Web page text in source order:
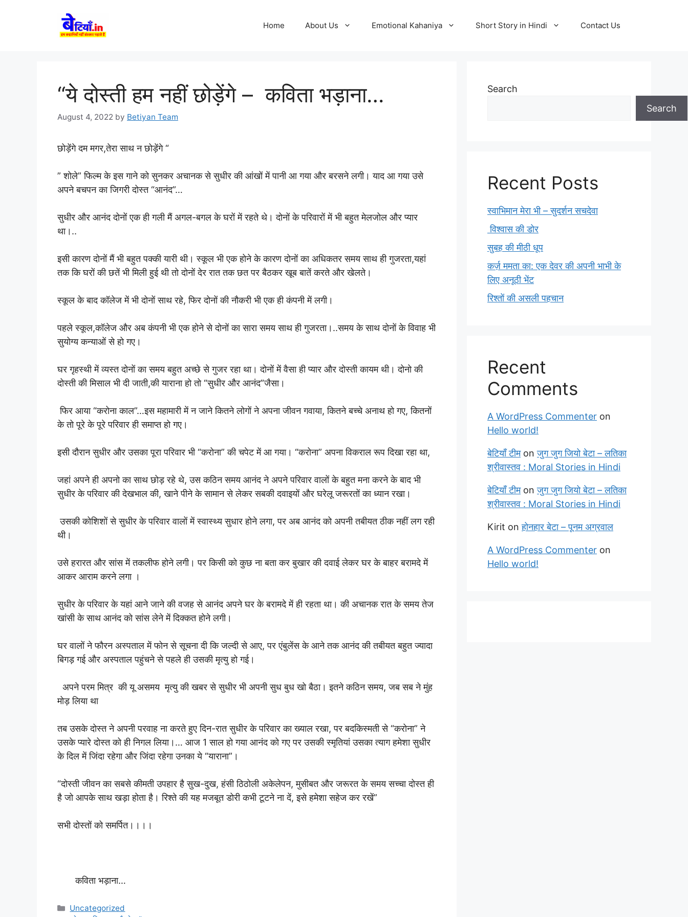
Home About Us Emotional Kahaniya Short Story in Hindi Contact Us
“ये दोस्ती हम नहीं छोड़ेंगे – कविता भड़ाना…
August 4, 2022 by Betiyan Team
छोड़ेंगे दम मगर,तेरा साथ न छोड़ेंगे “
” शोले” फिल्म के इस गाने को सुनकर अचानक से सुधीर की आंखों में पानी आ गया और बरसने लगी। याद आ गया उसे
अपने बचपन का जिगरी दोस्त “आनंद”…
सुधीर और आनंद दोनों एक ही गली मैं अगल-बगल के घरों में रहते थे। दोनों के परिवारों में भी बहुत मेलजोल और प्यार
था।..
इसी कारण दोनों मैं भी बहुत पक्की यारी थी। स्कूल भी एक होने के कारण दोनों का अधिकतर समय साथ ही गुजरता,यहां
तक कि घरों की छतें भी मिली हुई थी तो दोनों देर रात तक छत पर बैठकर खूब बातें करते और खेलते।
स्कूल के बाद कॉलेज में भी दोनों साथ रहे, फिर दोनों की नौकरी भी एक ही कंपनी में लगी।
पहले स्कूल,कॉलेज और अब कंपनी भी एक होने से दोनों का सारा समय साथ ही गुजरता।..समय के साथ दोनों के विवाह भी
सुयोग्य कन्याओं से हो गए।
घर गृहस्थी में व्यस्त दोनों का समय बहुत अच्छे से गुजर रहा था। दोनों में वैसा ही प्यार और दोस्ती कायम थी। दोनो की
दोस्ती की मिसाल भी दी जाती,की याराना हो तो “सुधीर और आनंद”जैसा।
फिर आया “करोना काल”…इस महामारी में न जाने कितने लोगों ने अपना जीवन गवाया, कितने बच्चे अनाथ हो गए, कितनों
के तो पूरे के पूरे परिवार ही समाप्त हो गए।
इसी दौरान सुधीर और उसका पूरा परिवार भी “करोना” की चपेट में आ गया। “करोना” अपना विकराल रूप दिखा रहा था,
जहां अपने ही अपनो का साथ छोड़ रहे थे, उस कठिन समय आनंद ने अपने परिवार वालों के बहुत मना करने के बाद भी
सुधीर के परिवार की देखभाल की, खाने पीने के सामान से लेकर सबकी दवाइयों और घरेलू जरूरतों का ध्यान रखा।
उसकी कोशिशों से सुधीर के परिवार वालों में स्वास्थ्य सुधार होने लगा, पर अब आनंद को अपनी तबीयत ठीक नहीं लग रही
थी।
उसे हरारत और सांस में तकलीफ होने लगी। पर किसी को कुछ ना बता कर बुखार की दवाई लेकर घर के बाहर बरामदे में
आकर आराम करने लगा ।
सुधीर के परिवार के यहां आने जाने की वजह से आनंद अपने घर के बरामदे में ही रहता था। की अचानक रात के समय तेज
खांसी के साथ आनंद को सांस लेने में दिक्कत होने लगी।
घर वालों ने फौरन अस्पताल में फोन से सूचना दी कि जल्दी से आए, पर एंबुलेंस के आने तक आनंद की तबीयत बहुत ज्यादा
बिगड़ गई और अस्पताल पहुंचने से पहले ही उसकी मृत्यु हो गई।
अपने परम मित्र की यू असमय मृत्यु की खबर से सुधीर भी अपनी सुध बुध खो बैठा। इतने कठिन समय, जब सब ने मुंह
मोड़ लिया था
तब उसके दोस्त ने अपनी परवाह ना करते हुए दिन-रात सुधीर के परिवार का ख्याल रखा, पर बदकिस्मती से “करोना” ने
उसके प्यारे दोस्त को ही निगल लिया।… आज 1 साल हो गया आनंद को गए पर उसकी स्मृतियां उसका त्याग हमेशा सुधीर
के दिल में जिंदा रहेगा और जिंदा रहेगा उनका ये “याराना”।
“दोस्ती जीवन का सबसे कीमती उपहार है सुख-दुख, हंसी ठिठोली अकेलेपन, मुसीबत और जरूरत के समय सच्चा दोस्त ही
है जो आपके साथ खड़ा होता है। रिश्ते की यह मजबूत डोरी कभी टूटने ना दें, इसे हमेशा सहेज कर रखें”
सभी दोस्तों को समर्पित।।।।
कविता भड़ाना…
Categories
Uncategorized
Search
Search
Recent Posts
स्वाभिमान मेरा भी – सुदर्शन सचदेवा
विश्वास की डोर
सुबह की मीठी धूप
कर्ज़ ममता का: एक देवर की अपनी भाभी के
लिए अनूठी भेंट
रिश्तों की असली पहचान
Recent
Comments
A WordPress Commenter on
Hello world!
बेटियाँ टीमonजुग जुग जियो बेटा – लतिका
श्रीवास्तव : Moral Stories in Hindi
बेटियाँ टीमonजुग जुग जियो बेटा – लतिका
श्रीवास्तव : Moral Stories in Hindi
Kirit onहोनहार बेटा – पूनम अग्रवाल
A WordPress Commenter on
Hello world!